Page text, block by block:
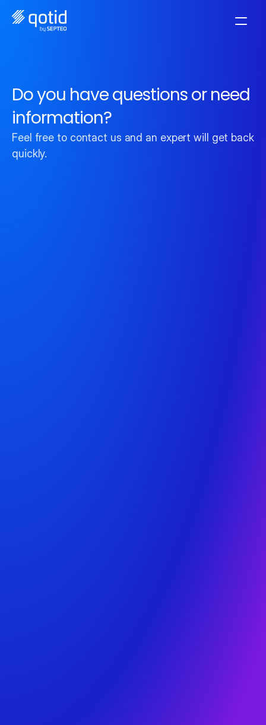
Do you have questions or need
information?
Feel free to contact us and an expert will get back
quickly.